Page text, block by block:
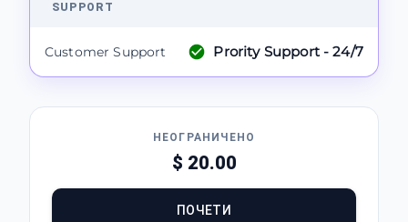
SUPPORT
Customer Support Prority Support - 24/7
НЕОГРАНИЧЕНО
$ 20.00
ПОЧЕТИ